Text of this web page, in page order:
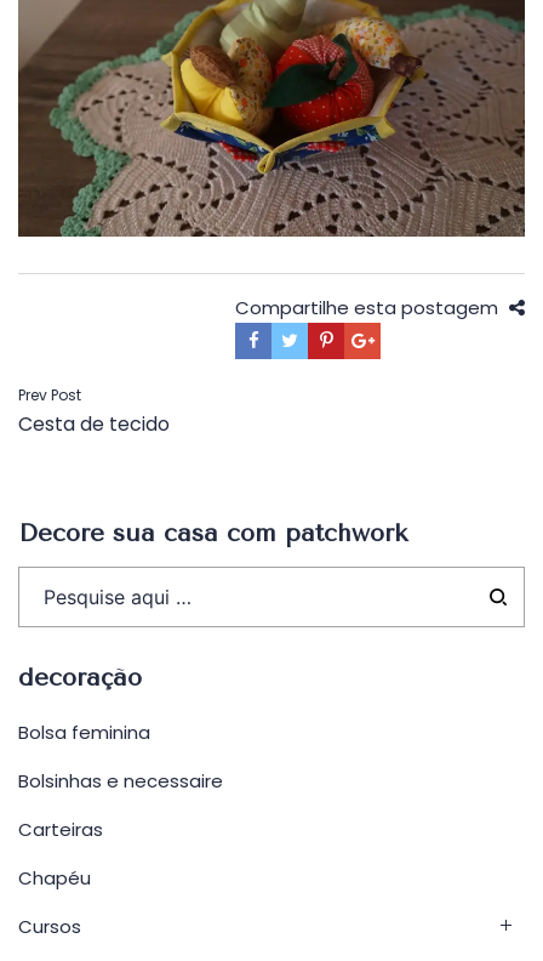
Compartilhe esta postagem
Navegação
de
Prev Post
Cesta de tecido
Decore sua casa com patchwork
decoração
Bolsa feminina
Bolsinhas e necessaire
Carteiras
Chapéu
Cursos